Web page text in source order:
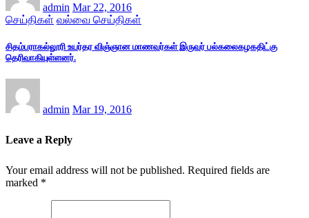
admin Mar 22, 2016
செய்திகள் வல்வை செய்திகள்
சிதம்பராகல்லூரி உயர்தர விஞ்ஞான மாணவர்கள் இருவர் பல்கலைகழகதிட்கு
தெரிவாகியுள்ளனர்.
admin Mar 19, 2016
Leave a Reply
Your email address will not be published. Required fields are
marked *